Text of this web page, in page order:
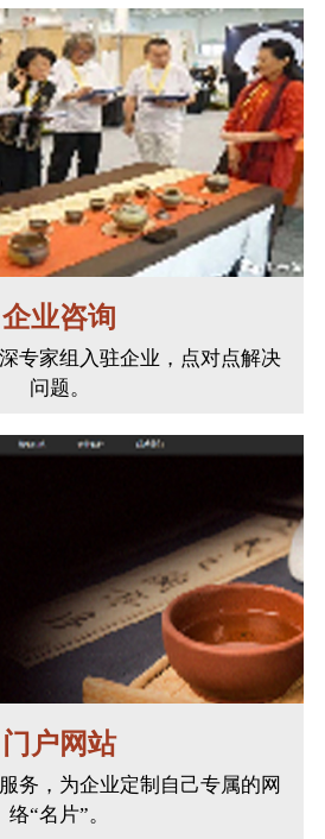
企业咨询
专家组入驻企业，点对点解决
问题。
门户网站
务，为企业定制自己专属的网
络“名片”。